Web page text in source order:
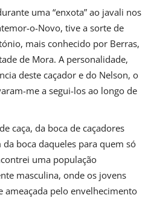
uma “enxota” ao javali nos
o-Novo, tive a sorte de
mais conhecido por Berras,
de Mora. A personalidade,
deste caçador e do Nelson, o
me a segui-los ao longo de
caça, da boca de caçadores
boca daqueles para quem só
uma população
masculina, onde os jovens
ameaçada pelo envelhecimento